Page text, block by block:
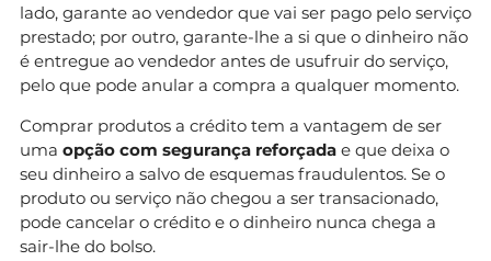
lado, garante ao vendedor que vai ser pago pelo serviço
prestado; por outro, garante-lhe a si que o dinheiro não
é entregue ao vendedor antes de usufruir do serviço,
pelo que pode anular a compra a qualquer momento.
Comprar produtos a crédito tem a vantagem de ser
uma opção com segurança reforçada e que deixa o
seu dinheiro a salvo de esquemas fraudulentos. Se o
produto ou serviço não chegou a ser transacionado,
pode cancelar o crédito e o dinheiro nunca chega a
sair-lhe do bolso.